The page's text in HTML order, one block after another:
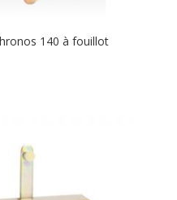
140 à fouillot